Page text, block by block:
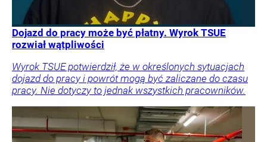
Dojazd do pracy może być płatny. Wyrok TSUE
rozwiał wątpliwości
Wyrok TSUE potwierdził, że w określonych sytuacjach
dojazd do pracy i powrót mogą być zaliczane do czasu
pracy. Nie dotyczy to jednak wszystkich pracowników.